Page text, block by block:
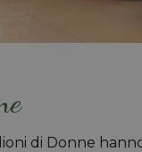
di Donne